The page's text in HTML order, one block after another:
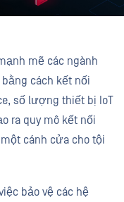
mẽ các ngành
cách kết nối
số lượng thiết bị IoT
ra quy mô kết nối
cánh cửa cho tội
bảo vệ các hệ